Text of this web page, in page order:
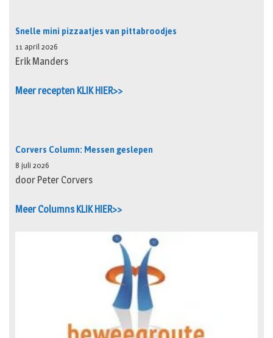
Snelle mini pizzaatjes van pittabroodjes
11 april 2026
Erik Manders
Meer recepten KLIK HIER>>
Corvers Column: Messen geslepen
8 juli 2026
door Peter Corvers
Meer Columns KLIK HIER>>